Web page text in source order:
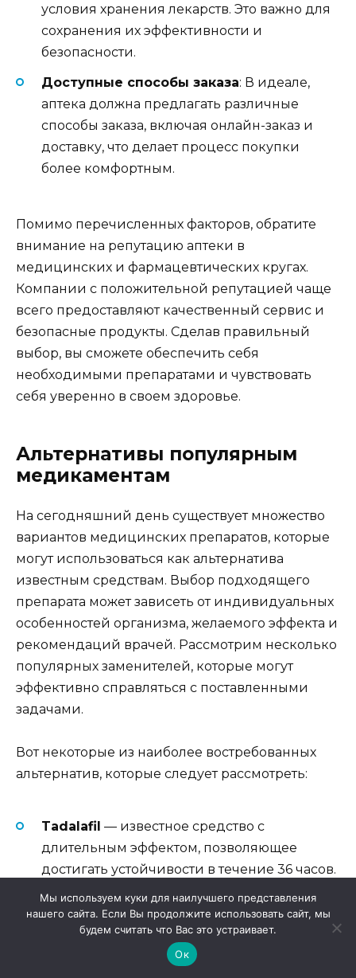
условия хранения лекарств. Это важно для
сохранения их эффективности и
безопасности.
Доступные способы заказа: В идеале,
аптека должна предлагать различные
способы заказа, включая онлайн-заказ и
доставку, что делает процесс покупки
более комфортным.
Помимо перечисленных факторов, обратите
внимание на репутацию аптеки в
медицинских и фармацевтических кругах.
Компании с положительной репутацией чаще
всего предоставляют качественный сервис и
безопасные продукты. Сделав правильный
выбор, вы сможете обеспечить себя
необходимыми препаратами и чувствовать
себя уверенно в своем здоровье.
Альтернативы популярным
медикаментам
На сегодняшний день существует множество
вариантов медицинских препаратов, которые
могут использоваться как альтернатива
известным средствам. Выбор подходящего
препарата может зависеть от индивидуальных
особенностей организма, желаемого эффекта и
рекомендаций врачей. Рассмотрим несколько
популярных заменителей, которые могут
эффективно справляться с поставленными
задачами.
Вот некоторые из наиболее востребованных
альтернатив, которые следует рассмотреть:
Tadalafil — известное средство с
длительным эффектом, позволяющее
достигать устойчивости в течение 36 часов.
Vardenafil— препарат, обладающий
быстрым воздействием и высоким
уровнем эффективности при стимуляции.
Мы используем куки для наилучшего представления
нашего сайта. Если Вы продолжите использовать сайт, мы
будем считать что Вас это устраивает.
Ок